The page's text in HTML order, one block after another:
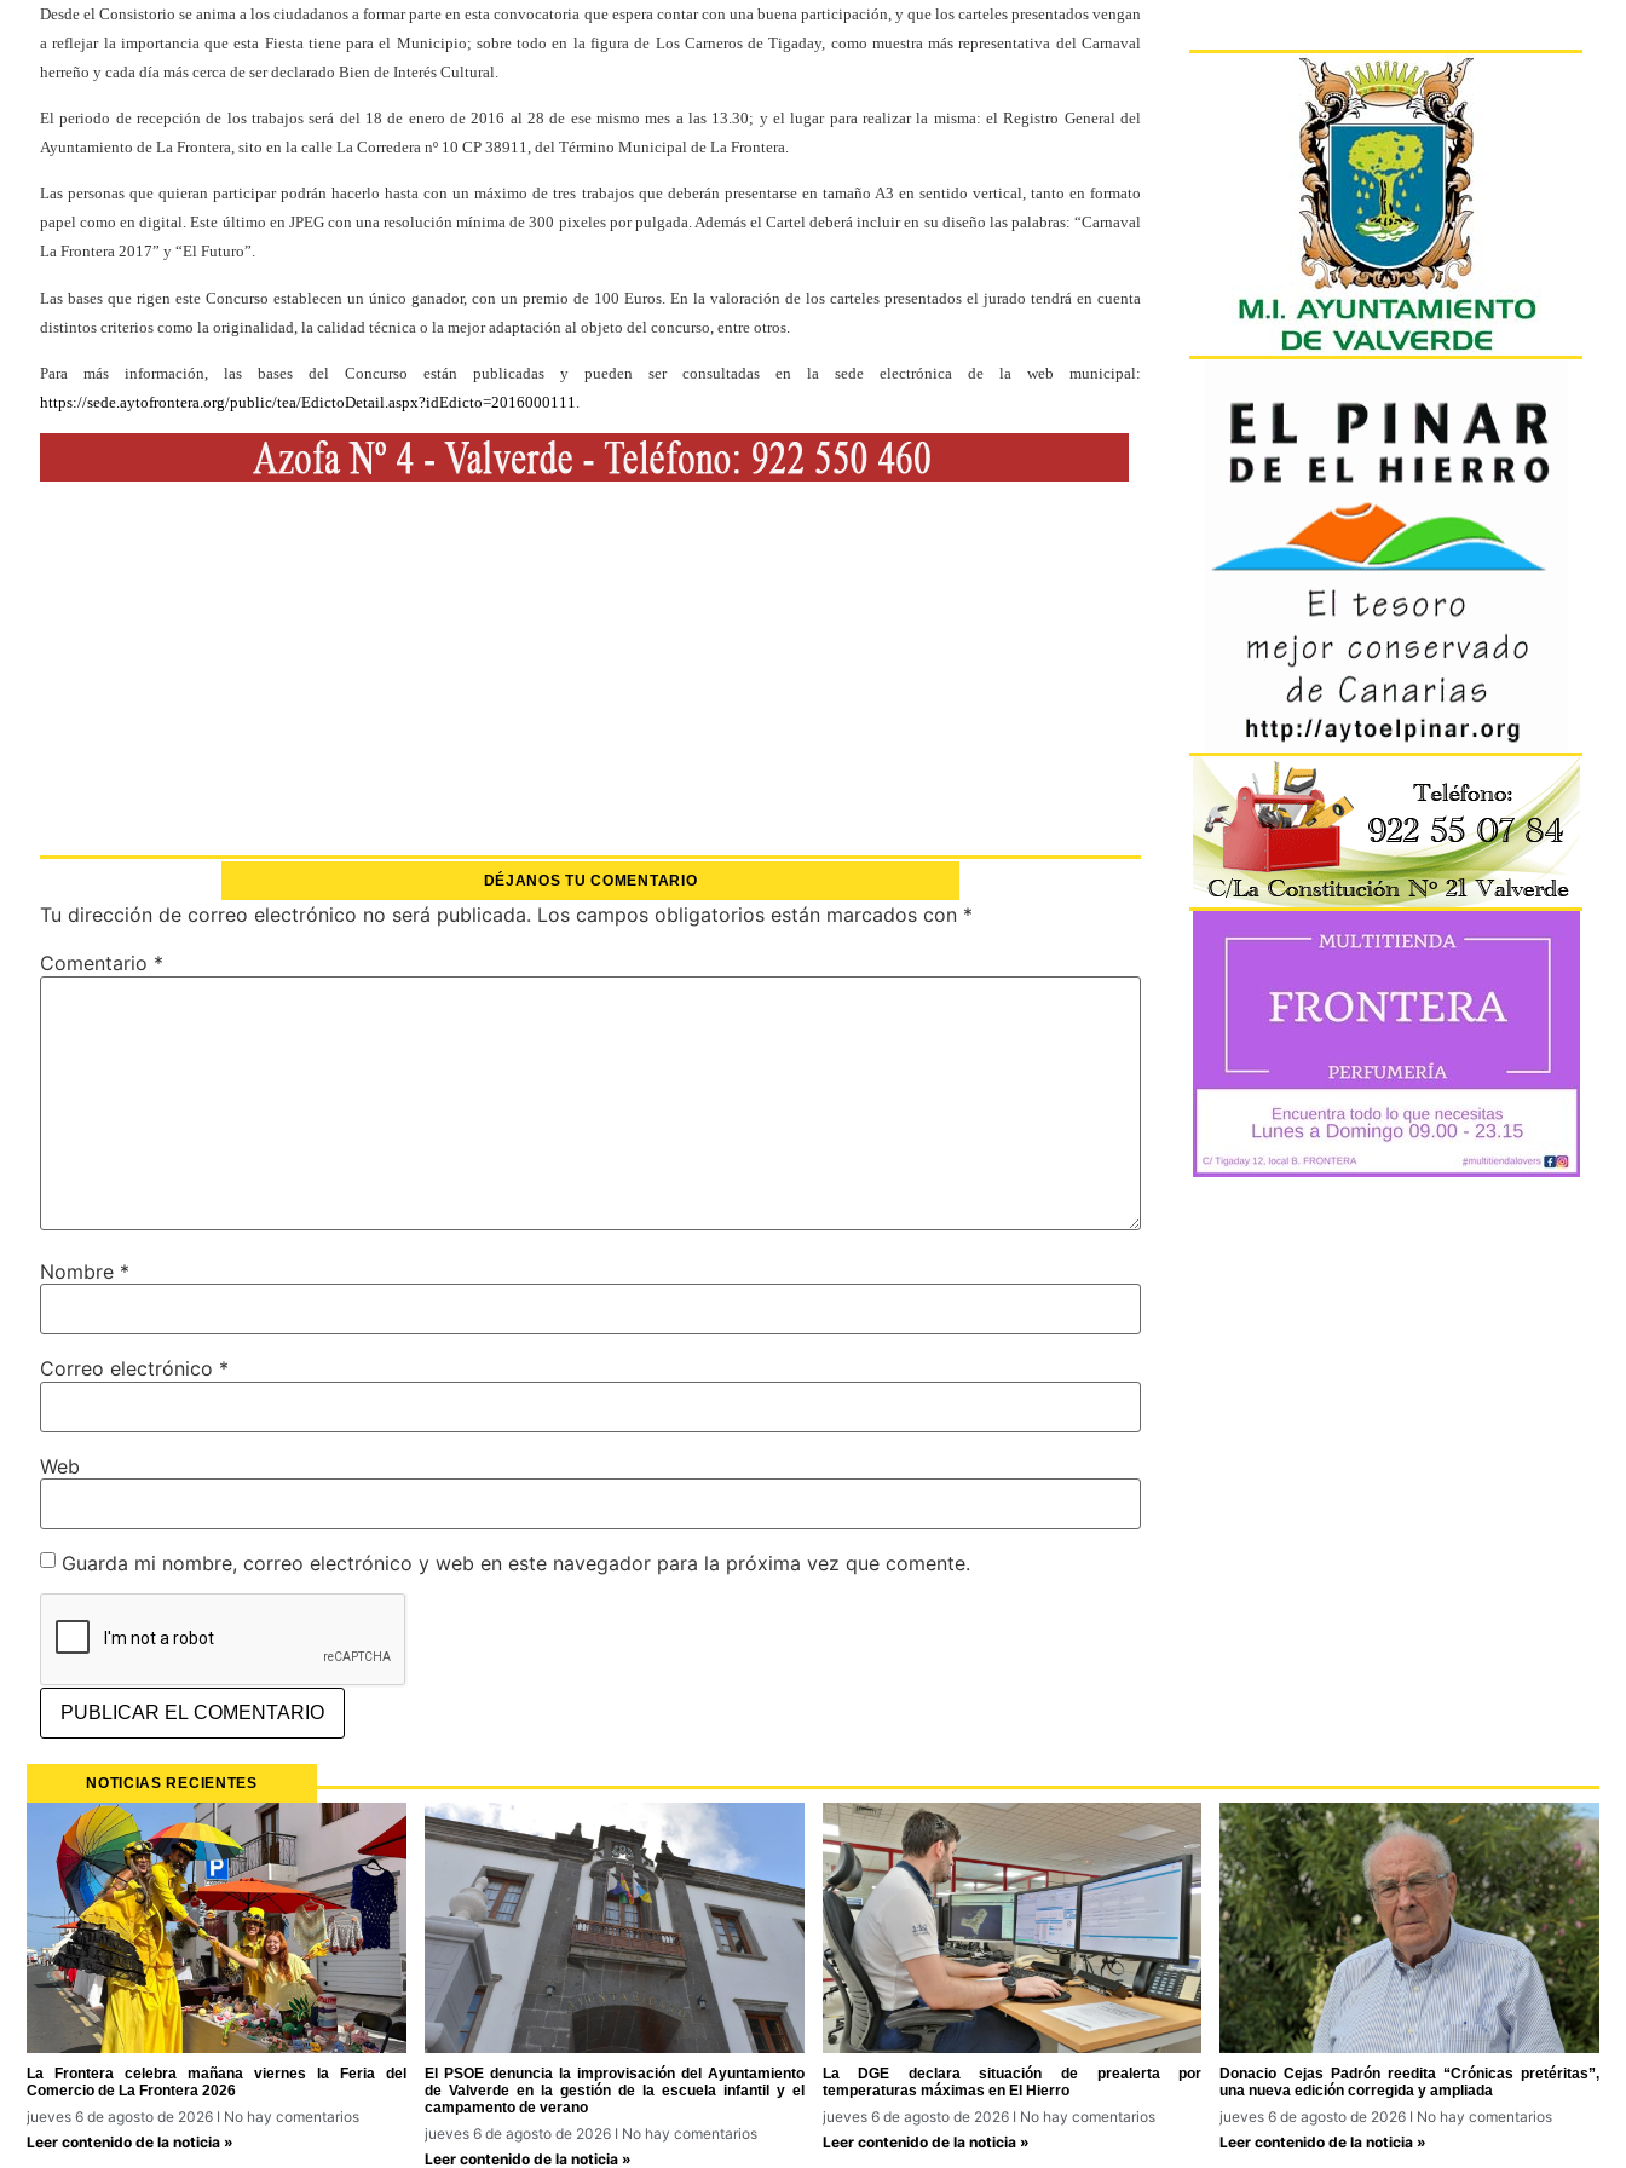
Desde el Consistorio se anima a los ciudadanos a formar parte en esta convocatoria que espera contar con una buena participación, y que los carteles presentados vengan
a reflejar la importancia que esta Fiesta tiene para el Municipio; sobre todo en la figura de Los Carneros de Tigaday, como muestra más representativa del Carnaval
herreño y cada día más cerca de ser declarado Bien de Interés Cultural.
El periodo de recepción de los trabajos será del 18 de enero de 2016 al 28 de ese mismo mes a las 13.30; y el lugar para realizar la misma: el Registro General del
Ayuntamiento de La Frontera, sito en la calle La Corredera nº 10 CP 38911, del Término Municipal de La Frontera.
Las personas que quieran participar podrán hacerlo hasta con un máximo de tres trabajos que deberán presentarse en tamaño A3 en sentido vertical, tanto en formato
papel como en digital. Este último en JPEG con una resolución mínima de 300 pixeles por pulgada. Además el Cartel deberá incluir en su diseño las palabras: “Carnaval
La Frontera 2017” y “El Futuro”.
Las bases que rigen este Concurso establecen un único ganador, con un premio de 100 Euros. En la valoración de los carteles presentados el jurado tendrá en cuenta
distintos criterios como la originalidad, la calidad técnica o la mejor adaptación al objeto del concurso, entre otros.
Para más información, las bases del Concurso están publicadas y pueden ser consultadas en la sede electrónica de la web municipal:
https://sede.aytofrontera.org/public/tea/EdictoDetail.aspx?idEdicto=2016000111.
DÉJANOS TU COMENTARIO
Tu dirección de correo electrónico no será publicada. Los campos obligatorios están marcados con *
Comentario *
Nombre *
Correo electrónico *
Web
Guarda mi nombre, correo electrónico y web en este navegador para la próxima vez que comente.
NOTICIAS RECIENTES
La Frontera celebra mañana viernes la Feria del
Comercio de La Frontera 2026
jueves 6 de agosto de 2026
No hay comentarios
Leer contenido de la noticia »
El PSOE denuncia la improvisación del Ayuntamiento
de Valverde en la gestión de la escuela infantil y el
campamento de verano
jueves 6 de agosto de 2026
No hay comentarios
Leer contenido de la noticia »
La DGE declara situación de prealerta por
temperaturas máximas en El Hierro
jueves 6 de agosto de 2026
No hay comentarios
Leer contenido de la noticia »
Donacio Cejas Padrón reedita “Crónicas pretéritas”,
una nueva edición corregida y ampliada
jueves 6 de agosto de 2026
No hay comentarios
Leer contenido de la noticia »